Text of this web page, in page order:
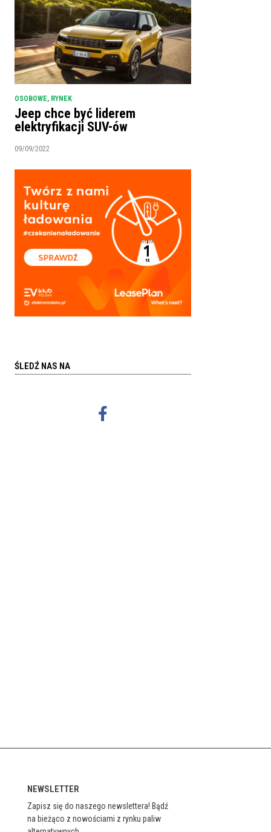
OSOBOWE, RYNEK
Jeep chce być liderem
elektryfikacji SUV-ów
09/09/2022
ŚLEDŹ NAS NA
NEWSLETTER
Zapisz się do naszego newslettera! Bądź
na bieżąco z nowościami z rynku paliw